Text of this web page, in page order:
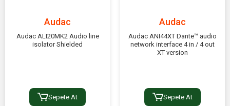
Audac
Audac ALI20MK2 Audio line
isolator Shielded
Sepete At
Audac
Audac ANI44XT Dante™ audio
network interface 4 in / 4 out
XT version
Sepete At